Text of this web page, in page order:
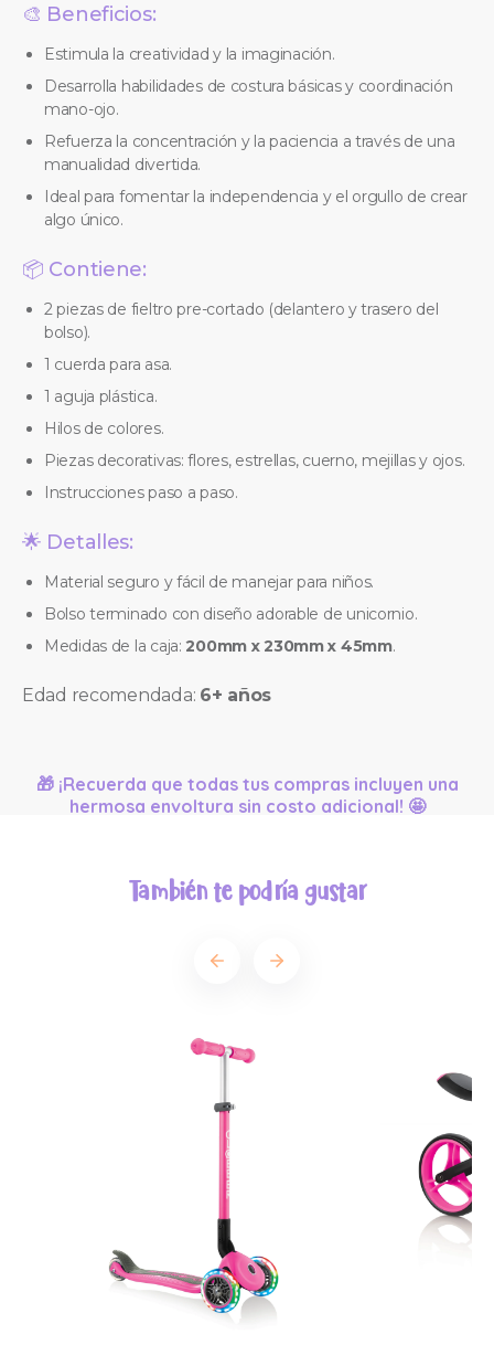
🎨 Beneficios:
Estimula la creatividad y la imaginación.
Desarrolla habilidades de costura básicas y coordinación
mano-ojo.
Refuerza la concentración y la paciencia a través de una
manualidad divertida.
Ideal para fomentar la independencia y el orgullo de crear
algo único.
📦 Contiene:
2 piezas de fieltro pre-cortado (delantero y trasero del
bolso).
1 cuerda para asa.
1 aguja plástica.
Hilos de colores.
Piezas decorativas: flores, estrellas, cuerno, mejillas y ojos.
Instrucciones paso a paso.
🌟 Detalles:
Material seguro y fácil de manejar para niños.
Bolso terminado con diseño adorable de unicornio.
Medidas de la caja:200mm x 230mm x 45mm.
Edad recomendada: 6+ años
🎁 ¡Recuerda que todas tus compras incluyen una
hermosa envoltura sin costo adicional! 🤩
También te podría gustar